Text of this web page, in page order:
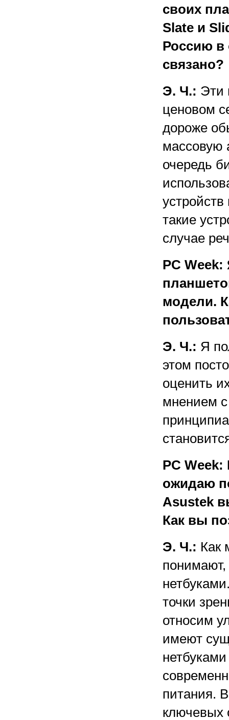
своих
Slate и
Россию в
связано?
Э. Ч.: Эти
ценовом
дороже
массовую
очередь
такие
случае
PC
модели.
Э. Ч.: Я
этом
оценить
мнением
PC Week:
ожидаю
Asustek
Как вы
Э. Ч.: Как
точки
относим
имеют
питания.
ключевых